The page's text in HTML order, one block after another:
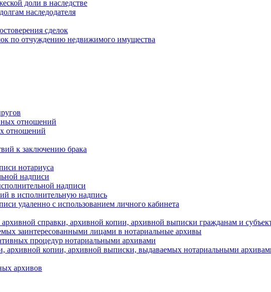
доли в наследстве
наследодателя
сделок
по отчуждению недвижимого имущества
отношений
отношений
к заключению брака
нотариуса
надписи
надписи
в исполнительную надпись
удаленно с использованием личного кабинета
справки, архивной копии, архивной выписки гражданам и
заинтересованными лицами в нотариальные архивы
процедур нотариальными архивами
архивной копии, архивной выписки, выдаваемых нотариальными
архивов